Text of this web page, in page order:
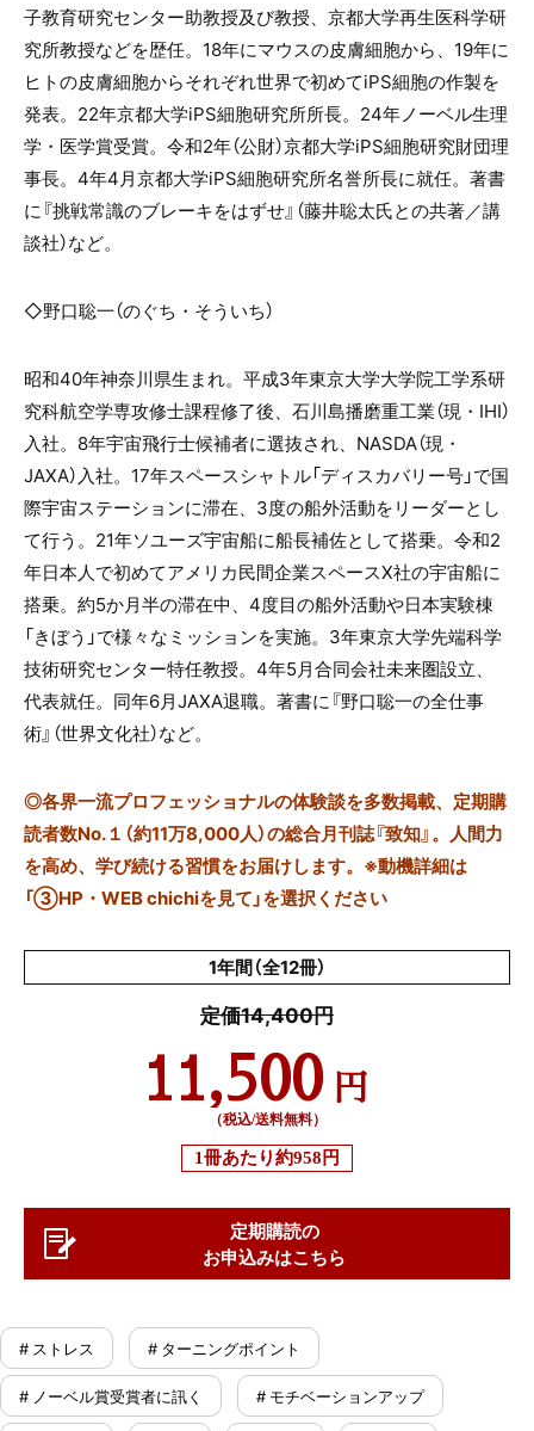
子教育研究センター助教授及び教授、京都大学再生医科学研
究所教授などを歴任。 18年にマウスの皮膚細胞から、 19年に
ヒトの皮膚細胞からそれぞれ世界で初めてiPS細胞の作製を
発表。 22年京都大学iPS細胞研究所所長。 24年ノーベル生理
学・医学賞受賞。令和2年（公財）京都大学iPS細胞研究財団理
事長。 4年4月京都大学iPS細胞研究所名誉所長に就任。著書
に『挑戦常識のブレーキをはずせ』（藤井聡太氏との共著／講
談社）など。
◇野口聡一（のぐち・そういち）
昭和40年神奈川県生まれ。平成3年東京大学大学院工学系研
究科航空学専攻修士課程修了後、石川島播磨重工業（現・ IHI）
入社。 8年宇宙飛行士候補者に選抜され、 NASDA（現・
JAXA）入社。 17年スペースシャトル「ディスカバリー号」で国
際宇宙ステーションに滞在、 3度の船外活動をリーダーとし
て行う。 21年ソユーズ宇宙船に船長補佐として搭乗。令和2
年日本人で初めてアメリカ民間企業スペースX社の宇宙船に
搭乗。約5か月半の滞在中、 4度目の船外活動や日本実験棟
「きぼう」で様々なミッションを実施。 3年東京大学先端科学
技術研究センター特任教授。 4年5月合同会社未来圏設立、
代表就任。同年6月JAXA退職。著書に『野口聡一の全仕事
術』（世界文化社）など。
◎各界一流プロフェッショナルの体験談を多数掲載、定期購
読者数No.１（約11万8,000人）の総合月刊誌『致知』。人間力
を高め、学び続ける習慣をお届けします。※動機詳細は
「③HP・WEB chichiを見て」を選択ください
1年間（全12冊）
定価14,400円
11,500 円
（税込/送料無料）
1冊あたり約958円
定期購読の
お申込みはこちら
# ストレス # ターニングポイント
# ノーベル賞受賞者に訊く # モチベーションアップ